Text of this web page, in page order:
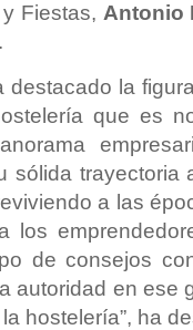
Fiestas, Antonio
destacado la
que es
sólida
a las
los
de consejos
autoridad en ese
hostelería”, ha